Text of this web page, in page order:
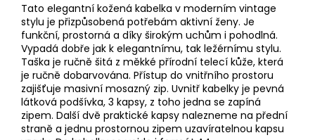
Tato elegantní kožená kabelka v moderním vintage
stylu je přizpůsobená potřebám aktivní ženy. Je
funkční, prostorná a díky širokým uchům i pohodlná.
Vypadá dobře jak k elegantnímu, tak ležérnímu stylu.
Taška je ručně šitá z měkké přírodní telecí kůže, která
je ručně dobarvována. Přístup do vnitřního prostoru
zajišťuje masivní mosazný zip. Uvnitř kabelky je pevná
látková podšívka, 3 kapsy, z toho jedna se zapíná
zipem. Další dvě praktické kapsy nalezneme na přední
straně a jednu prostornou zipem uzavíratelnou kapsu